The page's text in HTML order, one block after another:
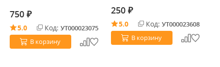
750 ₽
5.0 Код: УТ000023075
В корзину
250 ₽
5.0 Код: УТ000023608
В корзину